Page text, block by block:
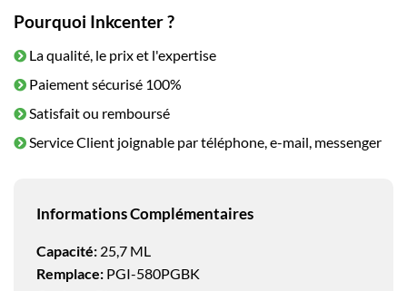
Pourquoi Inkcenter ?
La qualité, le prix et l'expertise
Paiement sécurisé 100%
Satisfait ou remboursé
Service Client joignable par téléphone, e-mail, messenger
Informations Complémentaires
Capacité: 25,7 ML
Remplace: PGI-580PGBK